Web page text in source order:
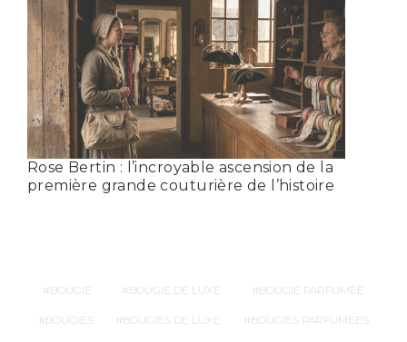
Rose Bertin : l’incroyable ascension de la
première grande couturière de l’histoire
BOUGIE BOUGIE DE LUXE BOUGIE PARFUMÉE
BOUGIES BOUGIES DE LUXE BOUGIES PARFUMÉES